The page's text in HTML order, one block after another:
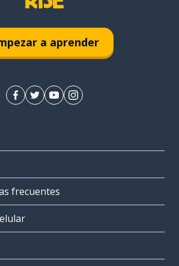
a aprender
frecuentes